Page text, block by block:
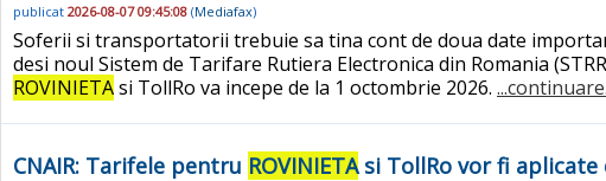
publicat 2026-08-07 09:45:08 (Mediafax)
Soferii si transportatorii trebuie sa tina cont de doua date
desi noul Sistem de Tarifare Rutiera Electronica din Romania
ROVINIETAsi TollRo va incepe de la 1 octombrie 2026. ...continuare.
CNAIR: Tarifele pentru ROVINIETAsi TollRo vor fi aplicate